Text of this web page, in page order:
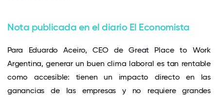
Nota publicada en el diario El Economista
Para Eduardo Aceiro, CEO de Great Place to Work
Argentina, generar un buen clima laboral es tan rentable
como accesible: tienen un impacto directo en las
ganancias de las empresas y no requiere grandes